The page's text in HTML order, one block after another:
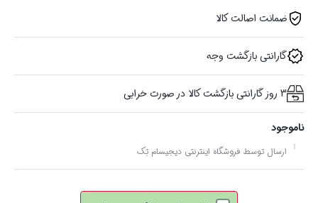
ضمانت اصالت کالا
گارانتی بازگشت وجه
3 روز گارانتی بازگشت کالا در صورت خرابی
ناموجود
ارسال توسط فروشگاه اینترنتی دیجیسام تِک